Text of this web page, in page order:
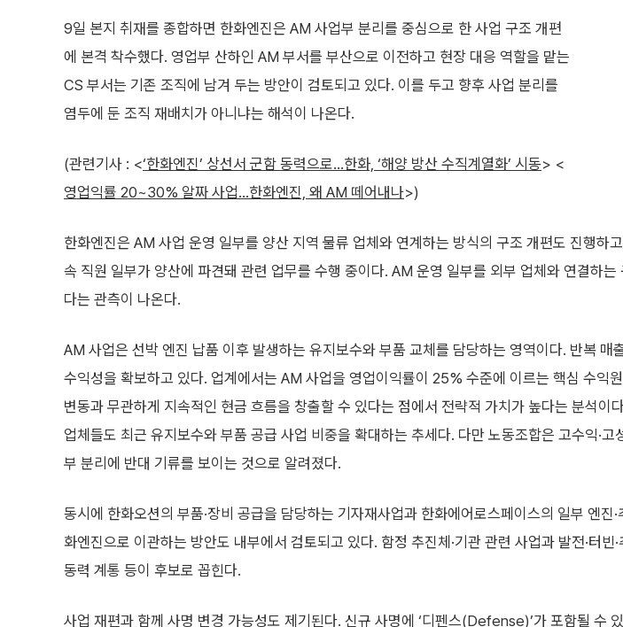
9일 본지 취재를 종합하면 한화엔진은 AM 사업부 분리를 중심으로 한 사업 구조 개편
에 본격 착수했다. 영업부 산하인 AM 부서를 부산으로 이전하고 현장 대응 역할을 맡는
CS 부서는 기존 조직에 남겨 두는 방안이 검토되고 있다. 이를 두고 향후 사업 분리를
염두에 둔 조직 재배치가 아니냐는 해석이 나온다.
(관련기사 : <‘한화엔진’ 상선서 군함 동력으로…한화, ‘해양 방산 수직계열화’ 시동> <
영업익률 20~30% 알짜 사업…한화엔진, 왜 AM 떼어내나>)
한화엔진은 AM 사업 운영 일부를 양산 지역 물류 업체와 연계하는 방식의 구조 개편도 진행하
속 직원 일부가 양산에 파견돼 관련 업무를 수행 중이다. AM 운영 일부를 외부 업체와 연결하는
다는 관측이 나온다.
AM 사업은 선박 엔진 납품 이후 발생하는 유지보수와 부품 교체를 담당하는 영역이다. 반복 매
수익성을 확보하고 있다. 업계에서는 AM 사업을 영업이익률이 25% 수준에 이르는 핵심 수익
변동과 무관하게 지속적인 현금 흐름을 창출할 수 있다는 점에서 전략적 가치가 높다는 분석이
업체들도 최근 유지보수와 부품 공급 사업 비중을 확대하는 추세다. 다만 노동조합은 고수익·고
부 분리에 반대 기류를 보이는 것으로 알려졌다.
동시에 한화오션의 부품·장비 공급을 담당하는 기자재사업과 한화에어로스페이스의 일부 엔진
화엔진으로 이관하는 방안도 내부에서 검토되고 있다. 함정 추진체·기관 관련 사업과 발전·터빈
동력 계통 등이 후보로 꼽힌다.
사업 재편과 함께 사명 변경 가능성도 제기된다. 신규 사명에 ‘디펜스(Defense)’가 포함될 수